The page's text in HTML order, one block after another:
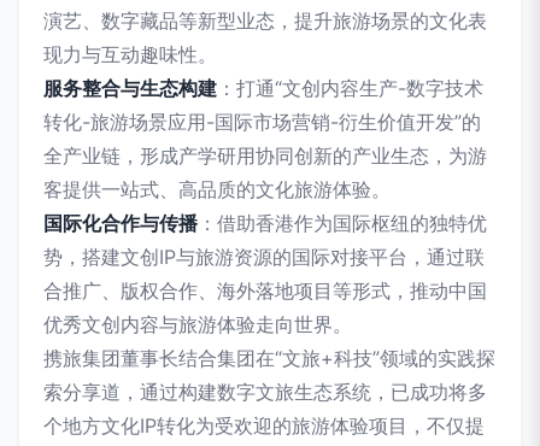
演艺、数字藏品等新型业态，提升旅游场景的文化表
现力与互动趣味性。
服务整合与生态构建 ：打通“文创内容生产-数字技术
转化-旅游场景应用-国际市场营销-衍生价值开发”的
全产业链，形成产学研用协同创新的产业生态，为游
客提供一站式、高品质的文化旅游体验。
国际化合作与传播 ：借助香港作为国际枢纽的独特优
势，搭建文创IP与旅游资源的国际对接平台，通过联
合推广、版权合作、海外落地项目等形式，推动中国
优秀文创内容与旅游体验走向世界。
携旅集团董事长结合集团在“文旅+科技”领域的实践探
索分享道，通过构建数字文旅生态系统，已成功将多
个地方文化IP转化为受欢迎的旅游体验项目，不仅提